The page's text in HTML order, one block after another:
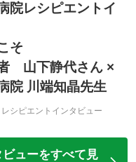
院レシピエントイ
そ
山下静代さん ×
院 川端知晶先生
レシピエントインタビュー
ューをすべて見